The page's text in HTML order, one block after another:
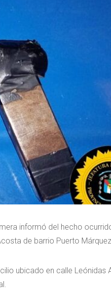
informó del hecho
de barrio Puerto Márquez.
ubicado en calle Leónidas